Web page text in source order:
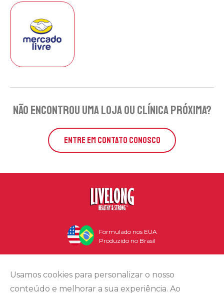
não encontrou uma loja ou clínica próxima?
ENTRE EM CONTATO CONOSCO
Formulado nos EUA
Produzido no Brasil
Usamos cookies para personalizar o nosso
conteúdo e melhorar a sua experiência. Ao